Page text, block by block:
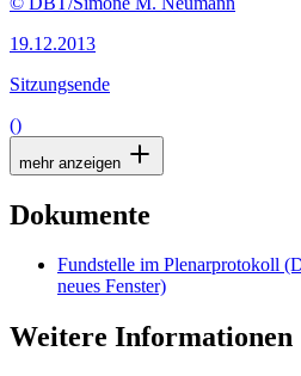
19.12.2013
Sitzungsende
()
mehr anzeigen
Dokumente
Fundstelle im Plenarprotokoll
neues Fenster)
Weitere Informationen